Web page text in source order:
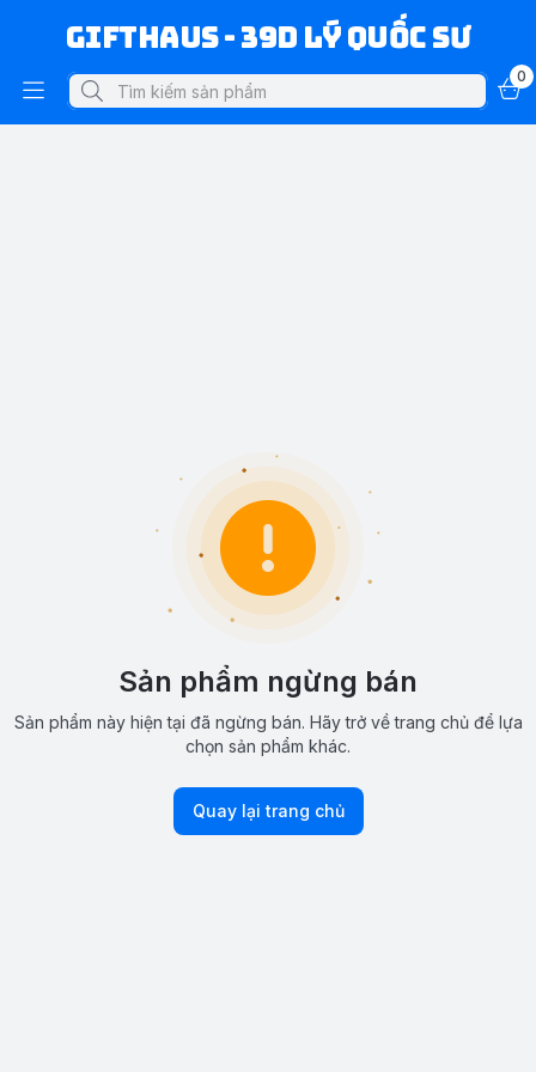
Gifthaus - 39D Lý Quốc Sư
0
Sản phẩm ngừng bán
Sản phẩm này hiện tại đã ngừng bán. Hãy trở về trang chủ để lựa
chọn sản phẩm khác.
Quay lại trang chủ